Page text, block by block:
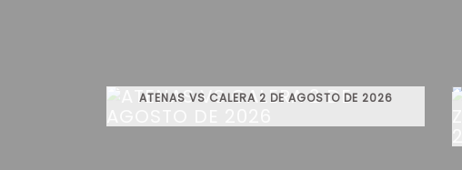
ATENAS VS CALERA 2 DE AGOSTO DE 2026